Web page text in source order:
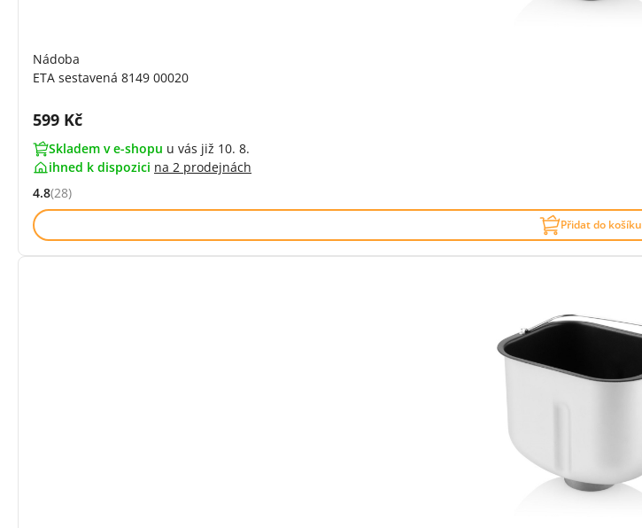
Nádoba
ETA sestavená 8149 00020
Cena s DPH:
599 Kč
Skladem v e-shopu u vás již 10. 8.
ihned k dispozici na 2 prodejnách
Hodnocení: 4.8 z 5 (28 recenzí)
4.8(28)
Přidat do košíku